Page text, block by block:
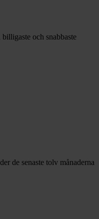
och snabbaste
de senaste tolv månaderna